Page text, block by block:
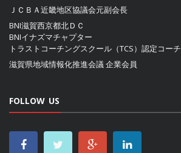
ＪＣＢＡ近畿地区協議会元副会長
BNI滋賀西京都北ＤＣ
BNIイナズマチャプター
トラストコーチングスクール（TCS）認定コーチ
滋賀県地域情報化推進会議企業会員
FOLLOW US